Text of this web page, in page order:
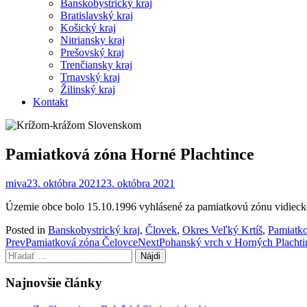
Banskobystrický kraj
Bratislavský kraj
Košický kraj
Nitriansky kraj
Prešovský kraj
Trenčiansky kraj
Trnavský kraj
Žilinský kraj
Kontakt
Pamiatková zóna Horné Plachtince
miva23. októbra 2021 23. októbra 2021
Územie obce bolo 15.10.1996 vyhlásené za pamiatkovú zónu
Posted in Banskobystrický kraj, Človek, Okres Veľký Krtíš,
Post
navigation
PrevPamiatková zóna ČelovceNextPohanský vrch v Horných
Hľadať:
Najnovšie články